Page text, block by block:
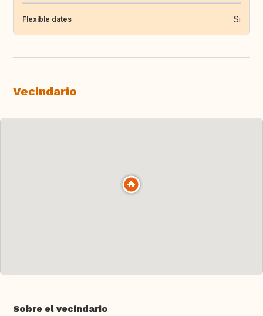
Flexible dates Si
Vecindario
Sobre el vecindario